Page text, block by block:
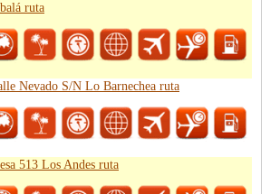
ruta
Nevado S/N Lo Barnechea ruta
513 Los Andes ruta